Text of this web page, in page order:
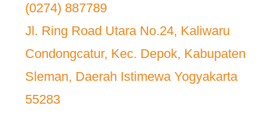
Properti
(0274) 887789
Jl. Ring Road Utara No.24, Kaliwaru
Condongcatur, Kec. Depok, Kabupaten
Sleman, Daerah Istimewa Yogyakarta
55283